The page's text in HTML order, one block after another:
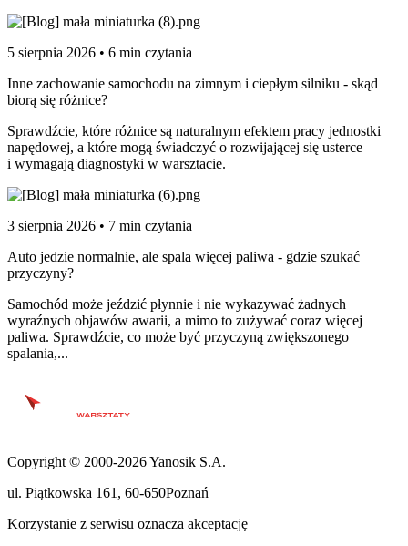
5 sierpnia 2026 • 6 min czytania
Inne zachowanie samochodu na zimnym i ciepłym silniku - skąd
biorą się różnice?
Sprawdźcie, które różnice są naturalnym efektem pracy jednostki
napędowej, a które mogą świadczyć o rozwijającej się usterce
i wymagają diagnostyki w warsztacie.
3 sierpnia 2026 • 7 min czytania
Auto jedzie normalnie, ale spala więcej paliwa - gdzie szukać
przyczyny?
Samochód może jeździć płynnie i nie wykazywać żadnych
wyraźnych objawów awarii, a mimo to zużywać coraz więcej
paliwa. Sprawdźcie, co może być przyczyną zwiększonego
spalania,...
Copyright © 2000-2026 Yanosik S.A.
ul. Piątkowska 161 , 60-650Poznań
Korzystanie z serwisu oznacza akceptację